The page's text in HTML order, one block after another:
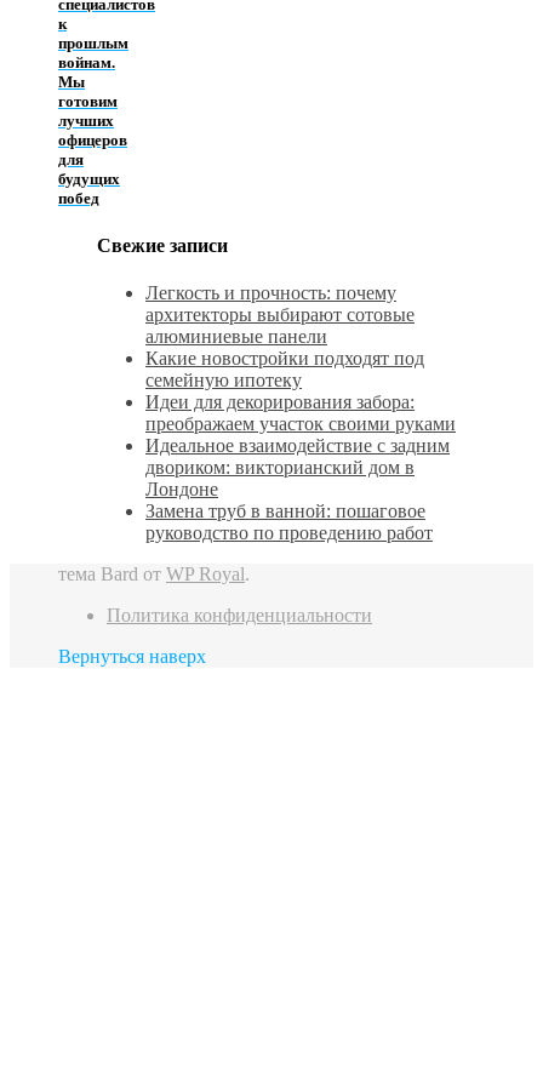
специалистов
к
прошлым
войнам.
Мы
готовим
лучших
офицеров
для
будущих
побед
Свежие записи
Легкость и прочность: почему
архитекторы выбирают сотовые
алюминиевые панели
Какие новостройки подходят под
семейную ипотеку
Идеи для декорирования забора:
преображаем участок своими руками
Идеальное взаимодействие с задним
двориком: викторианский дом в
Лондоне
Замена труб в ванной: пошаговое
руководство по проведению работ
тема Bard от WP Royal.
Политика конфиденциальности
Вернуться наверх